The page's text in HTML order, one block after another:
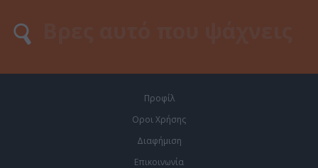
Προφίλ
Οροι Χρήσης
Διαφήμιση
Επικοινωνία